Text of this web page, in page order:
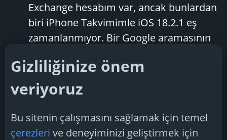
Exchange hesabım var, ancak bunlardan
biri iPhone Takvimimle iOS 18.2.1 eş
zamanlanmıyor. Bir Google aramasının
hiçbiri fark etmiyor. Başka bir sorun da,
her iki hesabın da iMac'imdeki...
Meryemsen
ipad takvim Cevaplar: 4
Forum:
Apple iOS
Gizliliğinize önem
veriyoruz
Bu sitenin çalışmasını sağlamak için temel
çerezleri ve deneyiminizi geliştirmek için